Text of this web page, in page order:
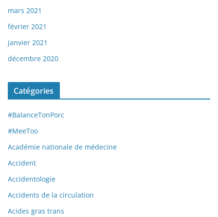
mars 2021
février 2021
janvier 2021
décembre 2020
Catégories
#BalanceTonPorc
#MeeToo
Académie nationale de médecine
Accident
Accidentologie
Accidents de la circulation
Acides gras trans